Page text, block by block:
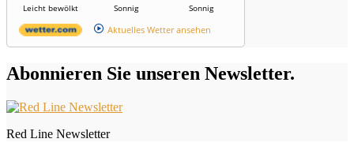
Leicht bewölkt
Sonnig
Sonnig
Aktuelles Wetter ansehen
Abonnieren Sie unseren Newsletter.
Red Line Newsletter